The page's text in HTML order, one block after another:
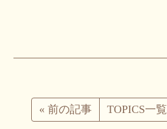
« 前の記事 TOPICS一覧